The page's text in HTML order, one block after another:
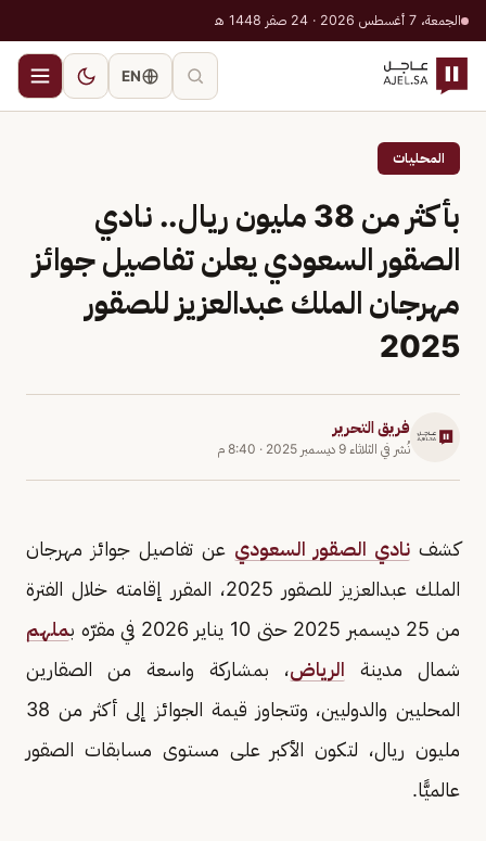
الجمعة، 7 أغسطس 2026 · 24 صفر 1448 هـ
EN
المحليات
بأكثر من 38 مليون ريال.. نادي
الصقور السعودي يعلن تفاصيل جوائز
مهرجان الملك عبدالعزيز للصقور
2025
فريق التحرير
نُشر في الثلاثاء 9 ديسمبر 2025 · 8:40 م
كشف نادي الصقور السعودي عن تفاصيل جوائز مهرجان
الملك عبدالعزيز للصقور 2025، المقرر إقامته خلال الفترة
من 25 ديسمبر 2025 حتى 10 يناير 2026 في مقرّه ب
ملهم
شمال مدينة الرياض، بمشاركة واسعة من الصقارين
المحليين والدوليين، وتتجاوز قيمة الجوائز إلى أكثر من 38
مليون ريال، لتكون الأكبر على مستوى مسابقات الصقور
عالميًّا.